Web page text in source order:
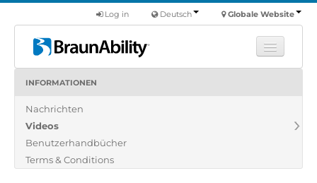
Globale Website
Deutsch
Log in
Produkte
Über uns
INFORMATIONEN
Nachrichten
Videos
Benutzerhandbücher
Terms & Conditions